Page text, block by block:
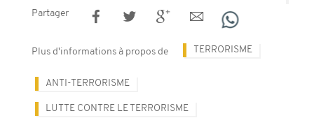
Partager
Plus d'informations à propos de TERRORISME
ANTI-TERRORISME
LUTTE CONTRE LE TERRORISME